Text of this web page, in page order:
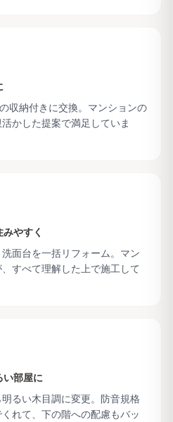
収納付きに交換。マンションの
かした提案で満足していま
やすく
面台を一括リフォーム。マン
すべて理解した上で施工して
い部屋に
るい木目調に変更。防音規格
れて、下の階への配慮もバッ